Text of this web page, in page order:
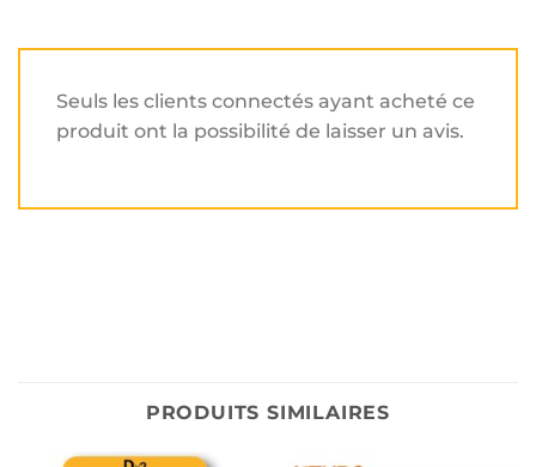
Seuls les clients connectés ayant acheté ce
produit ont la possibilité de laisser un avis.
PRODUITS SIMILAIRES